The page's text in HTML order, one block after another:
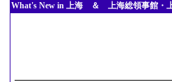
What's New in 上海 ＆ 上海総領事館・